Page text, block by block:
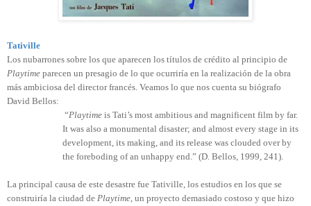
Tativille
Los nubarrones sobre los que aparecen los títulos de crédito al principio de
Playtime parecen un presagio de lo que ocurriría en la realización de la obra
más ambiciosa del director francés. Veamos lo que nos cuenta su biógrafo
David Bellos:
“Playtime is Tati’s most ambitious and magnificent film by far.
It was also a monumental disaster; and almost every stage in its
development, its making, and its release was clouded over by
the foreboding of an unhappy end.” (D. Bellos, 1999, 241).
La principal causa de este desastre fue Tativille, los estudios en los que se
construiría la ciudad de Playtime, un proyecto demasiado costoso y que hizo